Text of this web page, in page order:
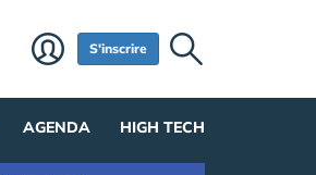
S'inscrire
AGENDA HIGH TECH